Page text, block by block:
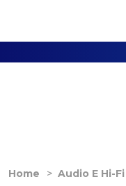
Home > Audio E Hi-Fi